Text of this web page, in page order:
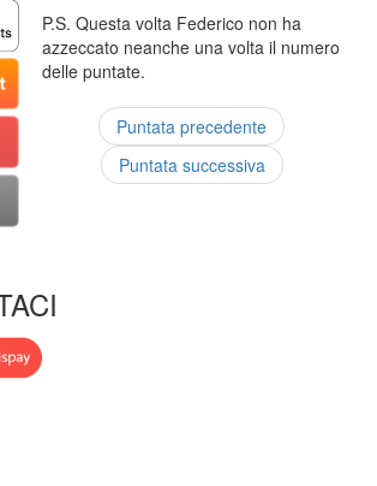
P.S. Questa volta Federico non ha
azzeccato neanche una volta il numero
delle puntate.
Puntata precedente
Puntata successiva